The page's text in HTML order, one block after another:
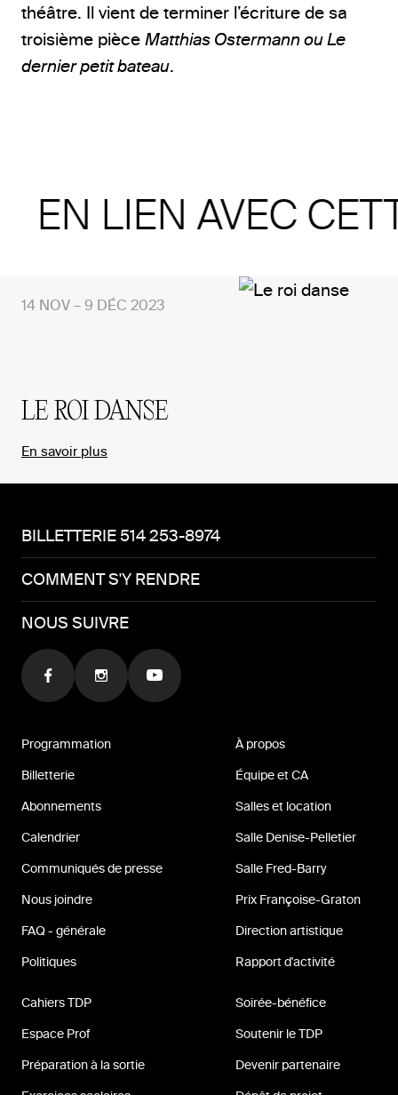
théâtre. Il vient de terminer l’écriture de sa
troisième pièce Matthias Ostermann ou Le
dernier petit bateau.
EN LIEN AVEC
LE ROI DANSE
14 NOV – 9 DÉC 2023
En savoir plus
BILLETTERIE 514 253-8974
COMMENT S'Y RENDRE
NOUS SUIVRE
Programmation
Billetterie
Abonnements
Calendrier
Communiqués de presse
Nous joindre
FAQ - générale
Politiques
À propos
Équipe et CA
Salles et location
Salle Denise-Pelletier
Salle Fred-Barry
Prix Françoise-Graton
Direction artistique
Rapport d'activité
Cahiers TDP
Espace Prof
Préparation à la sortie
Soirée-bénéfice
Soutenir le TDP
Devenir partenaire